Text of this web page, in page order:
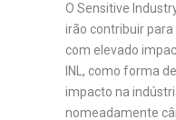
O Sensitive
irão contribuir
com elevado
INL, como forma
impacto na
nomeadamente